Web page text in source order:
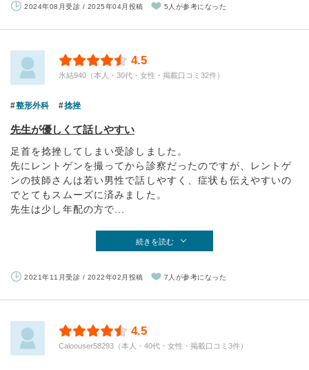
2024年08月受診 / 2025年04月投稿 5人が参考になった
4.5
氷結940（本人・30代・女性・掲載口コミ32件）
整形外科 捻挫
先生が優しくて話しやすい
足首を捻挫してしまい受診しました。
先にレントゲンを撮ってから診察だったのですが、レントゲ
ンの技師さんは若い男性で話しやすく、症状も伝えやすいの
でとてもスムーズに済みました。
先生は少し年配の方で...
続きを読む
2021年11月受診 / 2022年02月投稿 7人が参考になった
4.5
Caloouser58293（本人・40代・女性・掲載口コミ3件）